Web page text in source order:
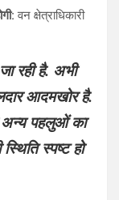
वन क्षेत्राधिकारी
रही है. अभी
आदमखोर है.
अन्य पहलुओं का
स्पष्ट हो